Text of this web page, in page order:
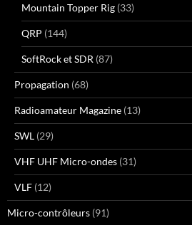
Mountain Topper Rig (33)
QRP (144)
SoftRock et SDR (87)
Propagation (68)
Radioamateur Magazine (13)
SWL (29)
VHF UHF Micro-ondes (31)
VLF (12)
Micro-contrôleurs (91)